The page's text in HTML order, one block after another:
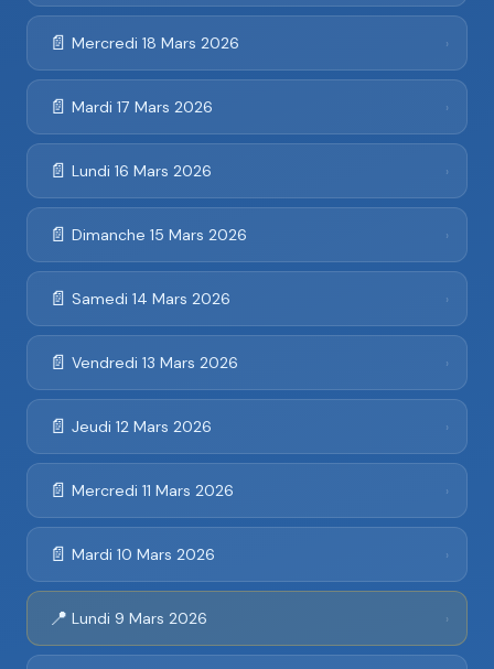
📄 Mercredi 18 Mars 2026 ›
📄 Mardi 17 Mars 2026 ›
📄 Lundi 16 Mars 2026 ›
📄 Dimanche 15 Mars 2026 ›
📄 Samedi 14 Mars 2026 ›
📄 Vendredi 13 Mars 2026 ›
📄 Jeudi 12 Mars 2026 ›
📄 Mercredi 11 Mars 2026 ›
📄 Mardi 10 Mars 2026 ›
📍 Lundi 9 Mars 2026 ›